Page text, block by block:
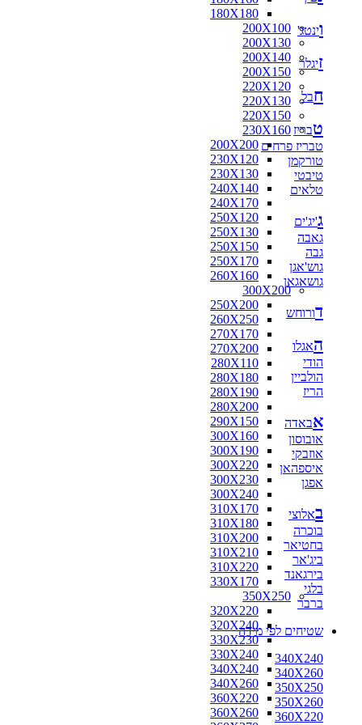
180X180
200X100
200X130
200X140
200X150
220X120
220X130
220X150
230X160
200X200
230X120
230X130
240X140
240X170
250X120
250X130
250X150
250X170
260X160
300X200
250X200
260X250
270X170
270X200
280X110
280X180
280X190
280X200
290X150
300X160
300X190
300X220
300X230
300X240
310X170
310X180
310X200
310X210
310X220
330X170
350X250
320X220
320X240
330X230
330X240
340X240
340X260
360X220
360X260
וינטג'
זיגלר
חבל
טבריז
טבריז פרחים
טורקמן
טיבטי
טלאים
ג'יג'ים
גאבה
גבה
גוש'אגן
גושאגאן
דורוחש
האגלו
הודי
הולביין
הריז
אבאדה
אובוסון
אוזבקי
איספהאן
אפגן
באלוצי
בוכרה
בחטיאר
ביג'אר
בירגאנד
בלגי
ברבר
שטיחים לפי מידה
340X240
340X260
350X250
350X260
360X220